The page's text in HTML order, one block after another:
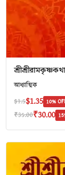
আধ্যাত্মিক
$1.5$1.35 10%
₹35.00₹30.00